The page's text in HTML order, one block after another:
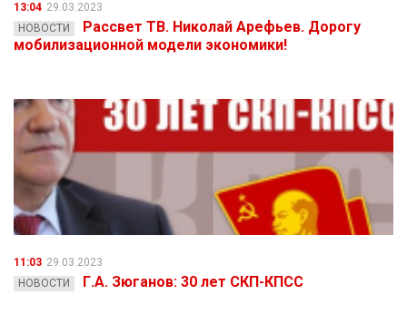
13:04 29.03.2023
НОВОСТИ
Рассвет ТВ. Николай Арефьев. Дорогу
мобилизационной модели экономики!
11:03 29.03.2023
НОВОСТИ
Г.А. Зюганов: 30 лет СКП-КПСС